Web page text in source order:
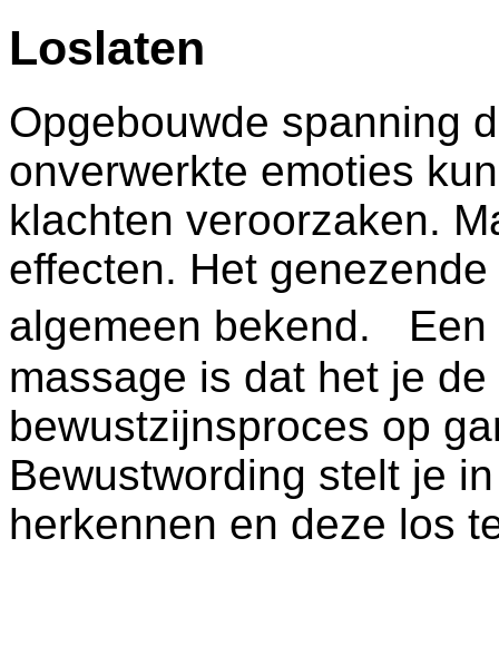
Loslaten
Opgebouwde spanning
onverwerkte emoties
klachten veroorzaken.
effecten. Het
algemeen bekend. Een
massage is dat het je
bewustzijnsproces op
Bewustwording stelt je
herkennen en deze los